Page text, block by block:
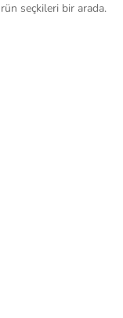
seçkileri bir arada.